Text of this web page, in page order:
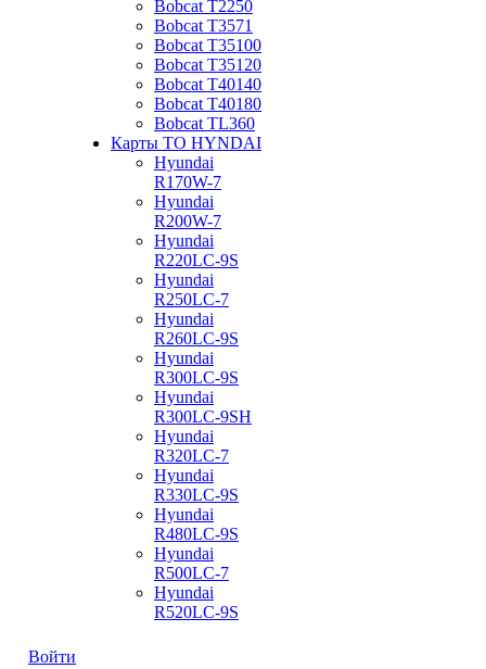
Bobcat Т2250
Bobcat Т3571
Bobcat Т35100
Bobcat Т35120
Bobcat Т40140
Bobcat Т40180
Bobcat ТL360
Карты ТО HYNDAI
Hyundai
R170W-7
Hyundai
R200W-7
Hyundai
R220LC-9S
Hyundai
R250LC-7
Hyundai
R260LC-9S
Hyundai
R300LC-9S
Hyundai
R300LC-9SH
Hyundai
R320LC-7
Hyundai
R330LC-9S
Hyundai
R480LC-9S
Hyundai
R500LC-7
Hyundai
R520LC-9S
Войти